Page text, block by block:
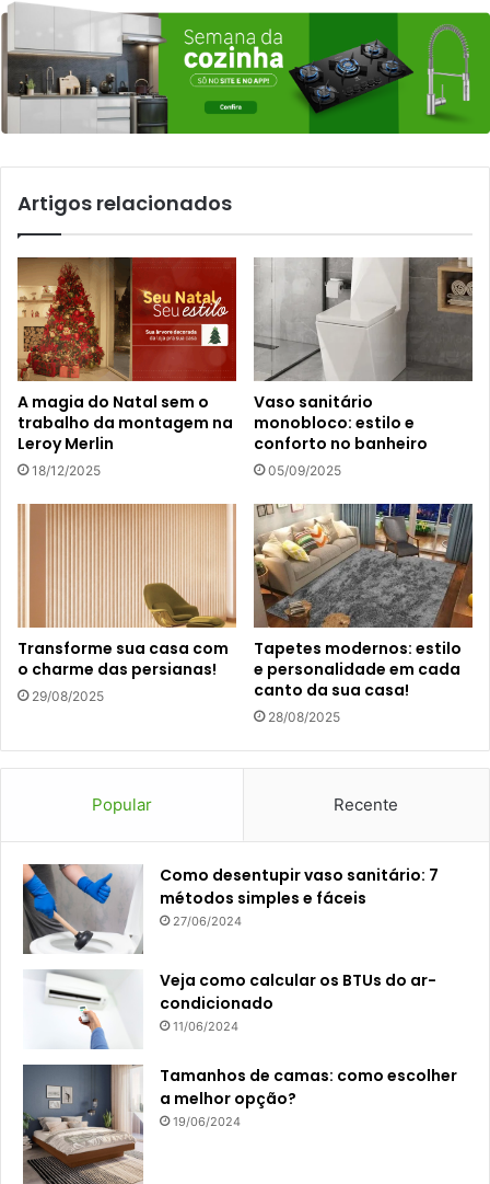
Artigos relacionados
A magia do Natal sem o
trabalho da montagem na
Leroy Merlin
18/12/2025
Vaso sanitário
monobloco: estilo e
conforto no banheiro
05/09/2025
Transforme sua casa com
o charme das persianas!
29/08/2025
Tapetes modernos: estilo
e personalidade em cada
canto da sua casa!
28/08/2025
Popular Recente
Como desentupir vaso sanitário: 7
métodos simples e fáceis
27/06/2024
Veja como calcular os BTUs do ar-
condicionado
11/06/2024
Tamanhos de camas: como escolher
a melhor opção?
19/06/2024